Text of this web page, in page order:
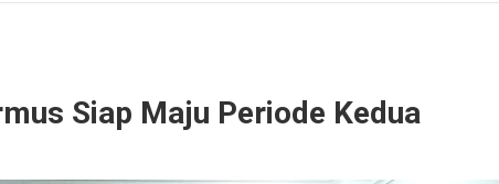
Siap Maju Periode Kedua